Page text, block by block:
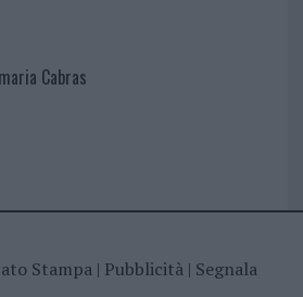
Cabras
Stampa| Pubblicità| Segnala